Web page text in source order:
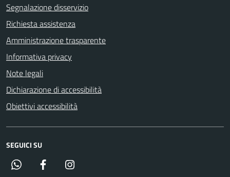
Segnalazione disservizio
Richiesta assistenza
Amministrazione trasparente
Informativa privacy
Note legali
Dichiarazione di accessibilità
Obiettivi accessibilità
SEGUICI SU
Whatsapp Facebook